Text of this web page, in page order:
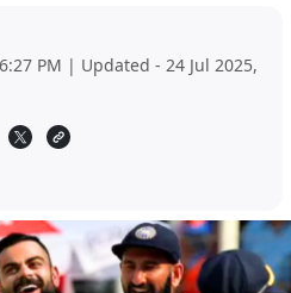
PM | Updated - 24 Jul 2025,